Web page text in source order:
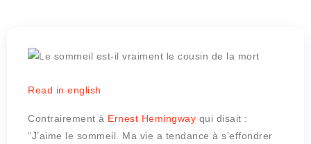
Read in english
Contrairement à Ernest Hemingway qui disait :
“J’aime le sommeil. Ma vie a tendance à s’effondrer